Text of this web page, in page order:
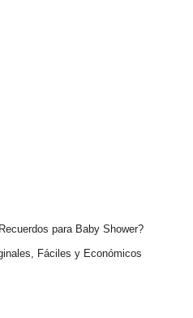
para Baby Shower?
Fáciles y Económicos